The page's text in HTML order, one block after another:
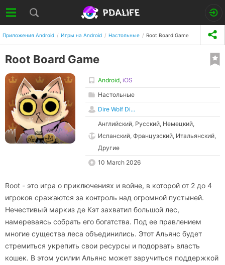
Приложения Android Игры на Android Настольные Root Board Game
Root Board Game
Android, iOS
Настольные
Dire Wolf Di...
Английский, Русский, Немецкий,
Испанский, Французский, Итальянский,
Другие
10 March 2026
Root - это игра о приключениях и войне, в которой от 2 до 4
игроков сражаются за контроль над огромной пустыней.
Нечестивый маркиз де Кэт захватил большой лес,
намереваясь собрать его богатства. Под ее правлением
многие существа леса объединились. Этот Альянс будет
стремиться укрепить свои ресурсы и подорвать власть
кошек. В этом усилии Альянс может заручиться поддержкой